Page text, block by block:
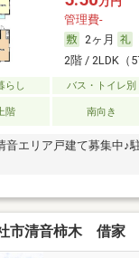
管理費-
2ヶ月
2階 / 2LDK（
らし バス・トイレ別
階 南向き
音エリア戸建て募集中♪
市清音柿木 借家